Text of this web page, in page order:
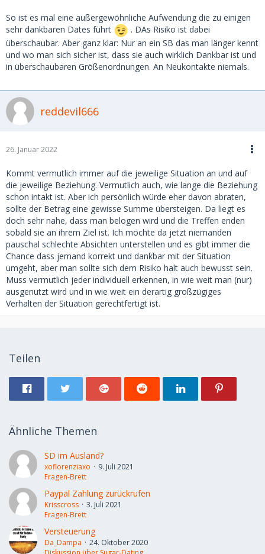
So ist es mal eine außergewöhnliche Aufwendung die zu einigen
sehr dankbaren Dates führt
. DAs Risiko ist dabei
überschaubar. Aber ganz klar: Nur an ein SB das man länger kennt
und wo man sich sicher ist, dass sie auch wirklich Dankbar ist und
in überschaubaren Größenordnungen. An Neukontakte niemals.
reddevil666
26. Januar 2022
Kommt vermutlich immer auf die jeweilige Situation an und auf
die jeweilige Beziehung. Vermutlich auch, wie lange die Beziehung
schon intakt ist. Aber ich persönlich würde eher davon abraten,
sollte der Betrag eine gewisse Summe übersteigen. Da liegt es
doch sehr nahe, dass man belogen wird und die Treffen enden
sobald sie an ihrem Ziel ist. Ich möchte da jetzt niemanden
pauschal schlechte Absichten unterstellen und es gibt immer die
Chance dass jemand korrekt und dankbar mit der Situation
umgeht, aber man sollte sich dem Risiko halt auch bewusst sein.
Muss vermutlich jeder individuell erkennen, in wie weit man (nur)
ausgenutzt wird und in wie weit ein derartig großzügiges
Verhalten der Situation gerechtfertigt ist.
Teilen
Ähnliche Themen
SD im Ausland?
xoflorenziaxo
9. Juli 2021
Fragen-Brett
Paypal Zahlung zurückrufen
Krisscross
3. Juli 2021
Fragen-Brett
Versteuerung
Da_Dampa
24. Oktober 2020